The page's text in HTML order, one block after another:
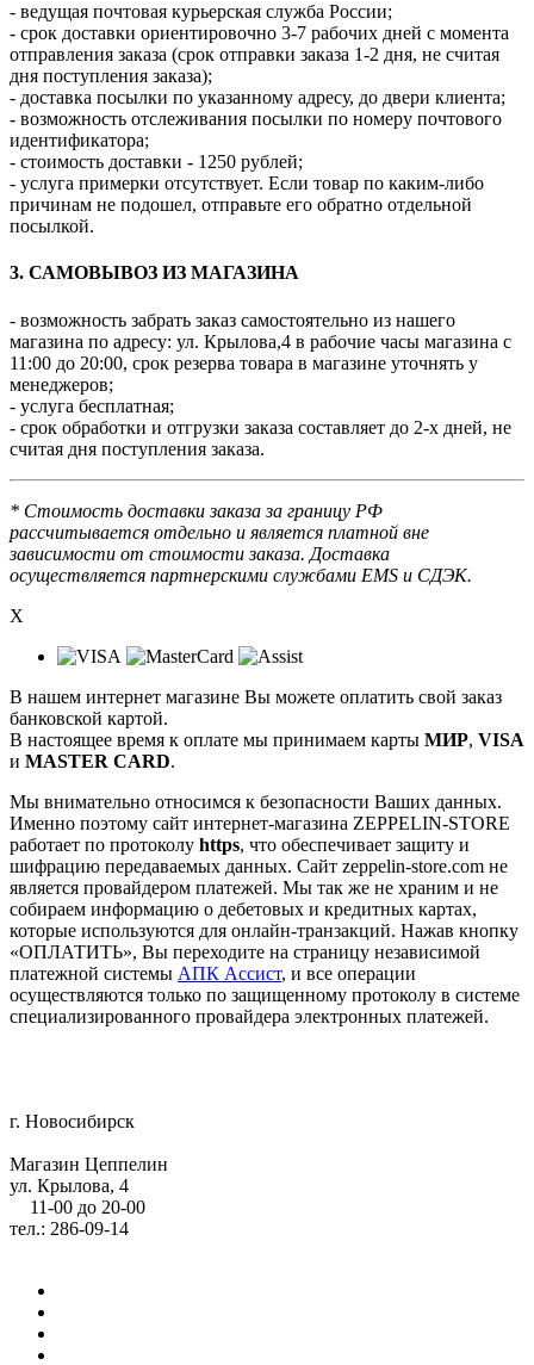
- ведущая почтовая курьерская служба России;
- срок доставки ориентировочно 3-7 рабочих дней с момента
отправления заказа (срок отправки заказа 1-2 дня, не считая
дня поступления заказа);
- доставка посылки по указанному адресу, до двери клиента;
- возможность отслеживания посылки по номеру почтового
идентификатора;
- стоимость доставки - 1250 рублей;
- услуга примерки отсутствует. Если товар по каким-либо
причинам не подошел, отправьте его обратно отдельной
посылкой.
3. САМОВЫВОЗ ИЗ МАГАЗИНА
- возможность забрать заказ самостоятельно из нашего
магазина по адресу: ул. Крылова,4 в рабочие часы магазина с
11:00 до 20:00, срок резерва товара в магазине уточнять у
менеджеров;
- услуга бесплатная;
- срок обработки и отгрузки заказа составляет до 2-х дней, не
считая дня поступления заказа.
* Стоимость доставки заказа за границу РФ
рассчитывается отдельно и является платной вне
зависимости от стоимости заказа. Доставка
осуществляется партнерскими службами EMS и СДЭК.
X
В нашем интернет магазине Вы можете оплатить свой заказ
банковской картой.
В настоящее время к оплате мы принимаем карты МИР, VISA
и MASTER CARD.
Мы внимательно относимся к безопасности Ваших данных.
Именно поэтому сайт интернет-магазина ZEPPELIN-STORE
работает по протоколу https, что обеспечивает защиту и
шифрацию передаваемых данных. Сайт zeppelin-store.com не
является провайдером платежей. Мы так же не храним и не
собираем информацию о дебетовых и кредитных картах,
которые используются для онлайн-транзакций. Нажав кнопку
«ОПЛАТИТЬ», Вы переходите на страницу независимой
платежной системы АПК Ассист, и все операции
осуществляются только по защищенному протоколу в системе
специализированного провайдера электронных платежей.
г. Новосибирск
Магазин Цеппелин
ул. Крылова, 4
11-00 до 20-00
тел.: 286-09-14